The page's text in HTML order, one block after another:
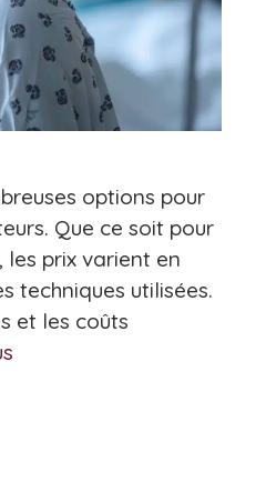
options pour
Que ce soit pour
prix varient en
techniques utilisées.
et les coûts